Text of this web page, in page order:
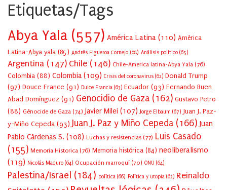
Etiquetas/Tags
Abya Yala (557) América Latina (110) América
Latina-Abya yala (85) Andrés Figueroa Cornejo (68) Análisis político (65)
Argentina (147) Chile (146) Chile-America latina-Abya Yala (76)
Colombia (88) Colombia(109) Crisis del coronavirus (62) Donald Trump
(97) Douce France (91) Dulce Francia (63) Ecuador (93) Fernando Buen
Abad Domínguez (91) Genocidio de Gaza (162) Gustavo Petro
(88) Génocide de Gaza (74) Javier Milei (107) Jorge Elbaum (67) Juan J. Paz-
y-Miño Cepeda (93) Juan J. Paz y Miño Cepeda (166) Juan
Pablo Cárdenas S. (108) Luchas y resistencias (77) Luis Casado
(155) Memoria Historica (76) Memoria histórica (84) neoliberalismo
(119) Nicolás Maduro (64) Ocupación marroquí (70) ONU (64)
Palestina/Israel (184) política (66) Política y utopia (62) Reinaldo